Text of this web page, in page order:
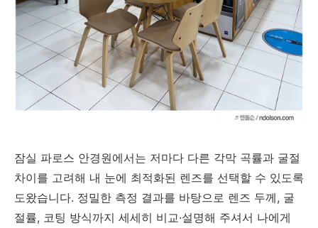
잠실 파로스 안경원에서는 저마다 다른 각막 곡률과 굴절
차이를 고려해 내 눈에 최적화된 렌즈를 선택할 수 있도록
도왔습니다. 정밀한 측정 결과를 바탕으로 렌즈 두께, 굴
절률, 코팅 방식까지 세세히 비교·설명해 주셔서 나에게